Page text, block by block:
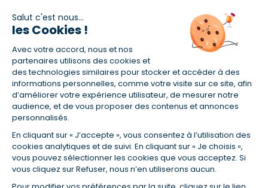
Salut c'est nous...
les Cookies !
Avec votre accord, nous et nos
partenaires utilisons des cookies et
des technologies similaires pour stocker et accéder à des
informations personnelles, comme votre visite sur ce site, afin
d’améliorer votre expérience utilisateur, de mesurer notre
audience, et de vous proposer des contenus et annonces
personnalisés.
En cliquant sur « J’accepte », vous consentez à l’utilisation des
cookies analytiques et de suivi. En cliquant sur « Je choisis »,
vous pouvez sélectionner les cookies que vous acceptez. Si
vous cliquez sur Refuser, nous n’en utiliserons aucun.
(1) Taux fixe national hors assurance et selon votre profil
(2) Économie de 65 % pour l'assurance d'un prêt amortissable de 330
457,23 € à 0,90 % sur 19,5 ans, accordé à un salarié non cadre assuré à
100 % (décès, PTIA, IPP, ITT, IPP) âgé de 36 ans fumeur et une personne
salariée non cadre assurée à 100 % (décès, PTIA, IPP, ITT, IPP) âgée de 35
ans et non-fumeur, tous deux sans risque médical connu. Au
14/07/2019, coût de l'assurance proposée par la banque 179,08 €/mois
en moyenne contre 64,60 €/mois en moyenne au 14/07/2022 avec
Empruntis.com (TAEA : 0,44 %, coût total de l'assurance : 15 117,65 €).
(3) Taux minimum pour un crédit consommation d'un montant fixé entre
5 000 et 20 000 euros, selon profil et durée.